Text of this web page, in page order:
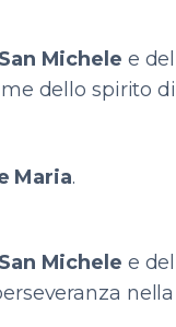
San Michele e
dello spirito
Maria.
San Michele e